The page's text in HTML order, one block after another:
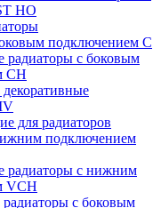
HO
подключением C
радиаторы c боковым
CH
для радиаторов
подключением
радиаторы c нижним
VCH
с боковым